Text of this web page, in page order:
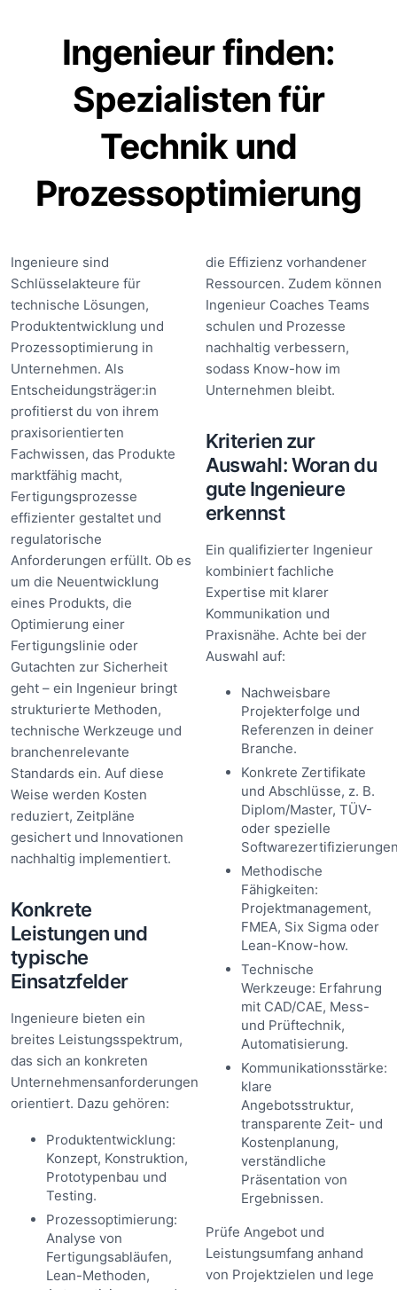
Ingenieur finden:
Spezialisten für
Technik und
Prozessoptimierung
Ingenieure sind
Schlüsselakteure für
technische Lösungen,
Produktentwicklung und
Prozessoptimierung in
Unternehmen. Als
Entscheidungsträger:in
profitierst du von ihrem
praxisorientierten
Fachwissen, das Produkte
marktfähig macht,
Fertigungsprozesse
effizienter gestaltet und
regulatorische
Anforderungen erfüllt. Ob es
um die Neuentwicklung
eines Produkts, die
Optimierung einer
Fertigungslinie oder
Gutachten zur Sicherheit
geht – ein Ingenieur bringt
strukturierte Methoden,
technische Werkzeuge und
branchenrelevante
Standards ein. Auf diese
Weise werden Kosten
reduziert, Zeitpläne
gesichert und Innovationen
nachhaltig implementiert.
Konkrete
Leistungen und
typische
Einsatzfelder
Ingenieure bieten ein
breites Leistungsspektrum,
das sich an konkreten
Unternehmensanforderungen
orientiert. Dazu gehören:
Produktentwicklung:
Konzept, Konstruktion,
Prototypenbau und
Testing.
Prozessoptimierung:
Analyse von
Fertigungsabläufen,
Lean-Methoden,
die Effizienz vorhandener
Ressourcen. Zudem können
Ingenieur Coaches Teams
schulen und Prozesse
nachhaltig verbessern,
sodass Know-how im
Unternehmen bleibt.
Kriterien zur
Auswahl: Woran du
gute Ingenieure
erkennst
Ein qualifizierter Ingenieur
kombiniert fachliche
Expertise mit klarer
Kommunikation und
Praxisnähe. Achte bei der
Auswahl auf:
Nachweisbare
Projekterfolge und
Referenzen in deiner
Branche.
Konkrete Zertifikate
und Abschlüsse, z. B.
Diplom/Master, TÜV-
oder spezielle
Methodische
Fähigkeiten:
Projektmanagement,
FMEA, Six Sigma oder
Lean-Know-how.
Technische
Werkzeuge: Erfahrung
mit CAD/CAE, Mess-
und Prüftechnik,
Automatisierung.
Kommunikationsstärke:
klare
Angebotsstruktur,
transparente Zeit- und
Kostenplanung,
verständliche
Präsentation von
Ergebnissen.
Prüfe Angebot und
Leistungsumfang anhand
von Projektzielen und lege